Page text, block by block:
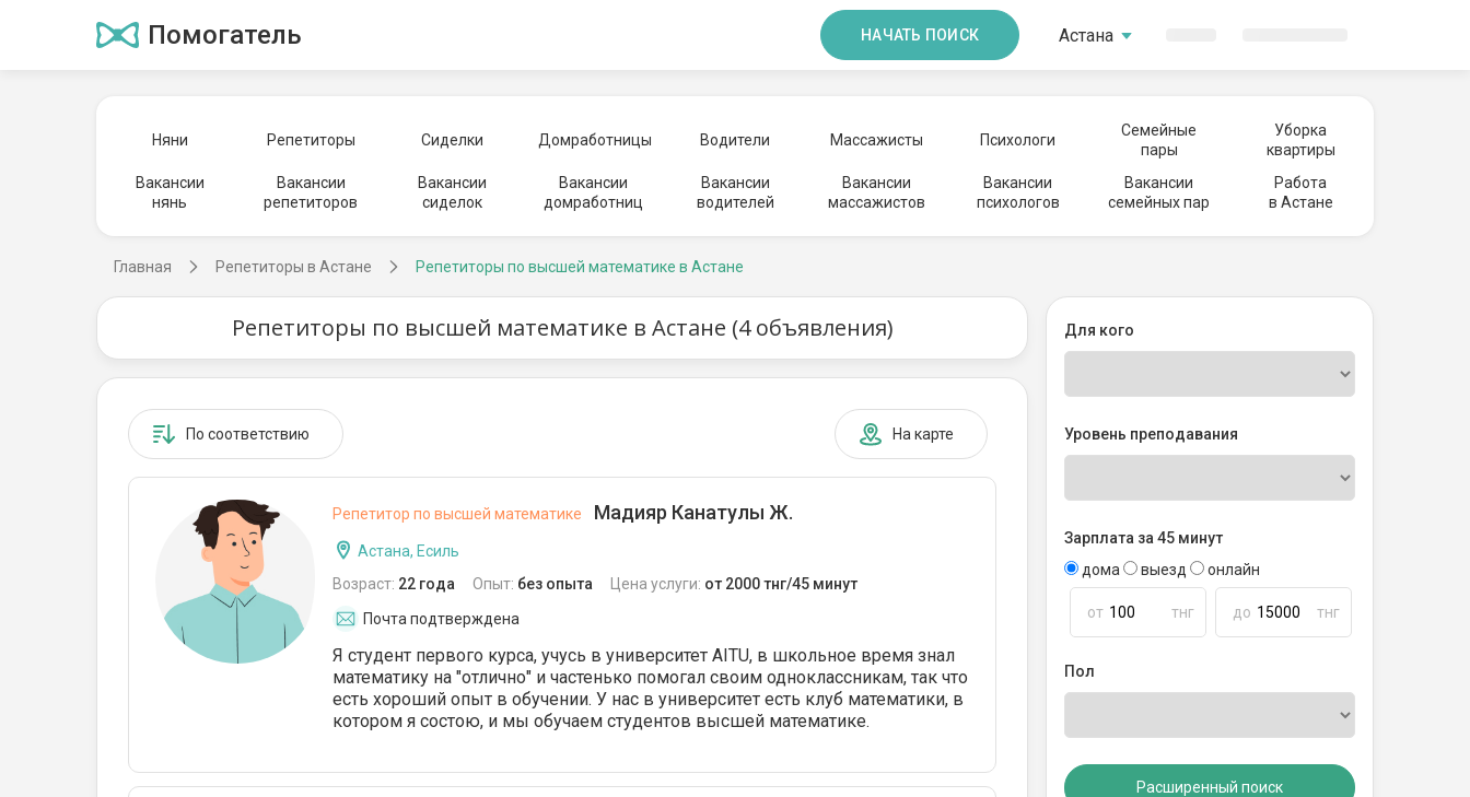
Помогатель НАЧАТЬ ПОИСК Астана
Няни Репетиторы Сиделки Домработницы Водители Массажисты Психологи
Семейные
пары
Уборка
квартиры
Вакансии
нянь
Вакансии
репетиторов
Вакансии
сиделок
Вакансии
домработниц
Вакансии
водителей
Вакансии
массажистов
Вакансии
психологов
Вакансии
семейных пар
Работа
в Астане
Главная Репетиторы в Астане Репетиторы по высшей математике в Астане
Репетиторы по высшей математике в Астане (4 объявления)
По соответствию На карте
Репетитор по высшей математике Мадияр Канатулы Ж.
Астана, Есиль
Возраст: 22 года Опыт: без опыта Цена услуги: от 2000 тнг/45 минут
Почта подтверждена
Я студент первого курса, учусь в университет AITU, в школьное время знал
математику на "отлично" и частенько помогал своим одноклассникам, так что
есть хороший опыт в обучении. У нас в университет есть клуб математики, в
котором я состою, и мы обучаем студентов высшей математике.
Для кого
Уровень преподавания
Зарплата за 45 минут
дома
выезд онлайн
от тнг до тнг
Пол
Расширенный поиск